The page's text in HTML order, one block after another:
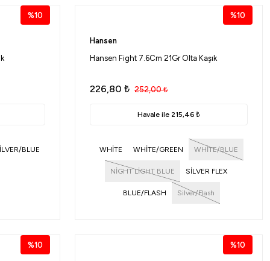
%10
BLUE
%10
Hansen
Hansen Fight 7.6Cm 21Gr Olta Kaşık
226,80 ₺ 252,00₺
Havale ile 215,46 ₺
WHİTE WHİTE/GREEN WHİTE/BLUE
NİGHT LİGHT BLUE SİLVER FLEX
BLUE/FLASH Silver/Flash
%10 %10